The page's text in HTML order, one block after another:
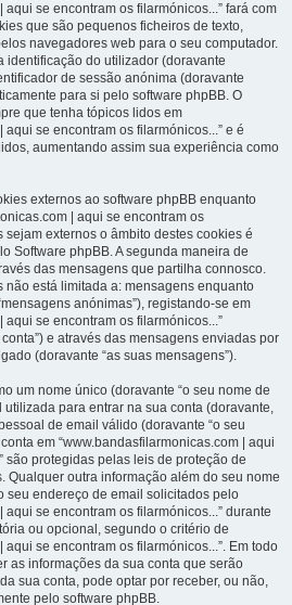
aqui se encontram os filarmónicos...” fará com
que são pequenos ficheiros de texto,
navegadores web para o seu computador.
identificação do utilizador (doravante
de sessão anónima (doravante
para si pelo software phpBB. O
que tenha tópicos lidos em
se encontram os filarmónicos...” e é
aumentando assim sua experiência como
externos ao software phpBB enquanto
| aqui se encontram os
sejam externos o âmbito destes cookies é
Software phpBB. A segunda maneira de
das mensagens que partilha connosco.
não está limitada a: mensagens enquanto
anónimas”), registando-se em
aqui se encontram os filarmónicos...”
e através das mensagens enviadas por
(doravante “as suas mensagens”).
um nome único (doravante “o seu nome de
utilizada para entrar na sua conta (doravante,
de email válido (doravante “o seu
em “www.bandasfilarmonicas.com | aqui
são protegidas pelas leis de proteção de
Qualquer outra informação além do seu nome
seu endereço de email solicitados pelo
aqui se encontram os filarmónicos...” durante
ou opcional, segundo o critério de
se encontram os filarmónicos...”. Em todo
as informações da sua conta que serão
sua conta, pode optar por receber, ou não,
pelo software phpBB.